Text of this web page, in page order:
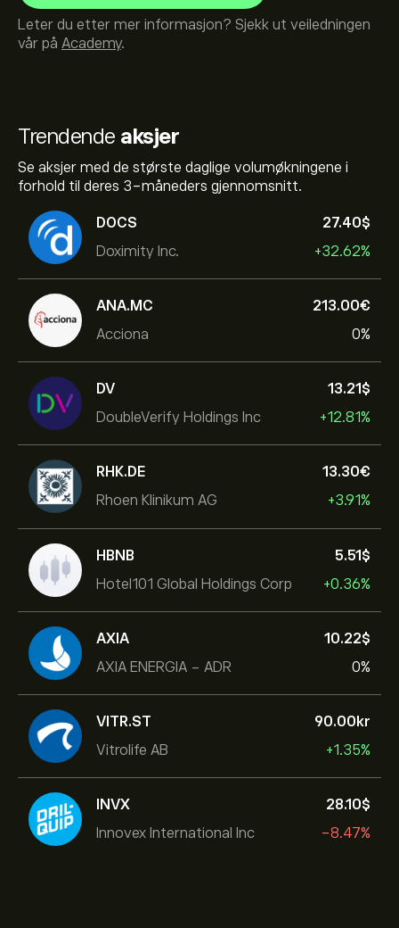
Trendende aksjer
Se aksjer med de største daglige volumøkningene i
forhold til deres 3-måneders gjennomsnitt.
DOCS
Doximity Inc.
27.40‎$‎
+32.62%
ANA.MC
Acciona
213.00‎€‎
0%
DV
DoubleVerify Holdings Inc
13.21‎$‎
+12.81%
RHK.DE
Rhoen Klinikum AG
13.30‎€‎
+3.91%
HBNB
Hotel101 Global Holdings Corp
5.51‎$‎
+0.36%
AXIA
AXIA ENERGIA - ADR
10.22‎$‎
0%
VITR.ST
Vitrolife AB
90.00‎kr‎
+1.35%
INVX
Innovex International Inc
28.10‎$‎
-8.47%
Leter du etter mer informasjon? Sjekk ut veiledningen
vår på Academy.